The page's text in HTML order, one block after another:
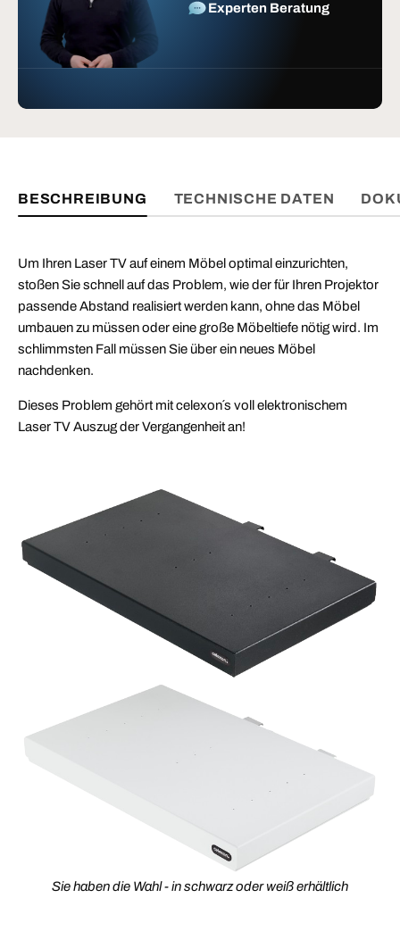
Experten Beratung
BESCHREIBUNG TECHNISCHE DATEN
Um Ihren Laser TV auf einem Möbel optimal einzurichten,
stoßen Sie schnell auf das Problem, wie der für Ihren Projektor
passende Abstand realisiert werden kann, ohne das Möbel
umbauen zu müssen oder eine große Möbeltiefe nötig wird. Im
schlimmsten Fall müssen Sie über ein neues Möbel
nachdenken.
Dieses Problem gehört mit celexon´s voll elektronischem
Laser TV Auszug der Vergangenheit an!
Sie haben die Wahl - in schwarz oder weiß erhältlich